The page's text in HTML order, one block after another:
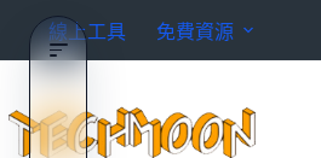
內
線上工具 免費資源